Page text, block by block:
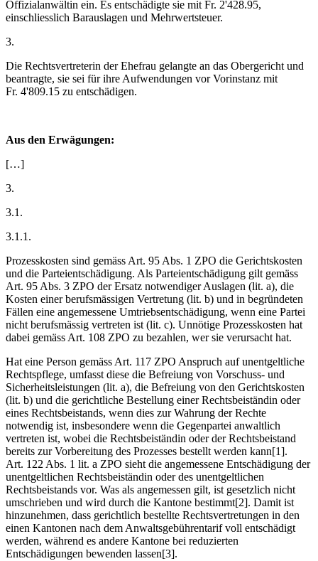
Offizialanwältin ein. Es entschädigte sie mit Fr. 2'428.95,
einschliesslich Barauslagen und Mehrwertsteuer.
3.
Die Rechtsvertreterin der Ehefrau gelangte an das Obergericht und
beantragte, sie sei für ihre Aufwendungen vor Vorinstanz mit
Fr. 4'809.15 zu entschädigen.
Aus den Erwägungen:
[…]
3.
3.1.
3.1.1.
Prozesskosten sind gemäss Art. 95 Abs. 1 ZPO die Gerichtskosten
und die Parteientschädigung. Als Parteientschädigung gilt gemäss
Art. 95 Abs. 3 ZPO der Ersatz notwendiger Auslagen (lit. a), die
Kosten einer berufsmässigen Vertretung (lit. b) und in begründeten
Fällen eine angemessene Umtriebsentschädigung, wenn eine Partei
nicht berufsmässig vertreten ist (lit. c). Unnötige Prozesskosten hat
dabei gemäss Art. 108 ZPO zu bezahlen, wer sie verursacht hat.
Hat eine Person gemäss Art. 117 ZPO Anspruch auf unentgeltliche
Rechtspflege, umfasst diese die Befreiung von Vorschuss- und
Sicherheitsleistungen (lit. a), die Befreiung von den Gerichtskosten
(lit. b) und die gerichtliche Bestellung einer Rechtsbeiständin oder
eines Rechtsbeistands, wenn dies zur Wahrung der Rechte
notwendig ist, insbesondere wenn die Gegenpartei anwaltlich
vertreten ist, wobei die Rechtsbeiständin oder der Rechtsbeistand
bereits zur Vorbereitung des Prozesses bestellt werden kann[1].
Art. 122 Abs. 1 lit. a ZPO sieht die angemessene Entschädigung der
unentgeltlichen Rechtsbeiständin oder des unentgeltlichen
Rechtsbeistands vor. Was als angemessen gilt, ist gesetzlich nicht
umschrieben und wird durch die Kantone bestimmt[2]. Damit ist
hinzunehmen, dass gerichtlich bestellte Rechtsvertretungen in den
einen Kantonen nach dem Anwaltsgebührentarif voll entschädigt
werden, während es andere Kantone bei reduzierten
Entschädigungen bewenden lassen[3].